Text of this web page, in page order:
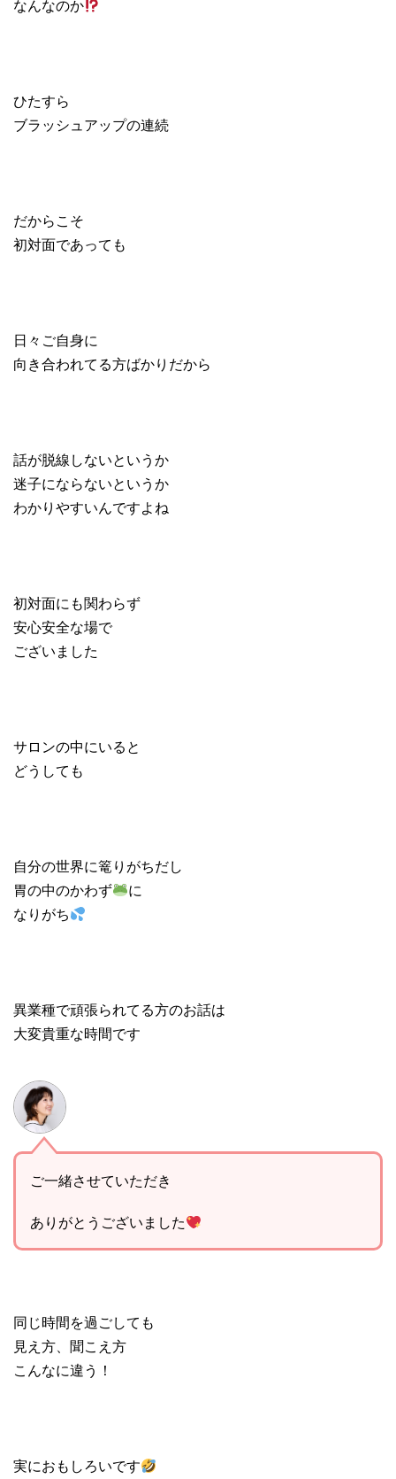
なんなのか
ひたすら
ブラッシュアップの連続
だからこそ
初対面であっても
日々ご自身に
向き合われてる方ばかりだから
話が脱線しないというか
迷子にならないというか
わかりやすいんですよね
初対面にも関わらず
安心安全な場で
ございました
サロンの中にいると
どうしても
自分の世界に篭りがちだし
胃の中のかわず
に
なりがち
異業種で頑張られてる方のお話は
大変貴重な時間です
ご一緒させていただき
ありがとうございました
同じ時間を過ごしても
見え方、聞こえ方
こんなに違う！
実におもしろいです